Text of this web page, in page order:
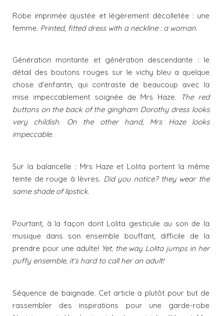
Robe imprimée ajustée et légèrement décolletée : une
femme. Printed, fitted dress with a neckline : a woman.
Génération montante et génération descendante : le
détail des boutons rouges sur le vichy bleu a quelque
chose d’enfantin, qui contraste de beaucoup avec la
mise impeccablement soignée de Mrs Haze.
The red
buttons on the back of the gingham Dorothy dress looks
very childish. On the other hand, Mrs Haze looks
impeccable.
Sur la balancelle : Mrs Haze et Lolita portent la même
teinte de rouge à lèvres. Did you notice? they wear the
same shade of lipstick.
Pourtant, à la façon dont Lolita gesticule au son de la
musique dans son ensemble bouffant, difficile de la
prendre pour une adulte! Yet, the way Lolita jumps in her
puffy ensemble, it’s hard to call her an adult!
Séquence de baignade. Cet article a plutôt pour but de
rassembler des inspirations pour une garde-robe